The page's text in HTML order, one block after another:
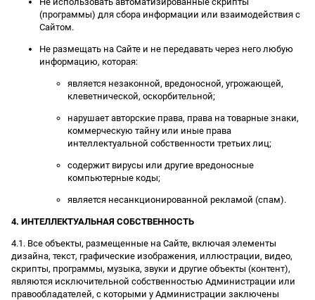
(программы) для сбора информации или взаимодействия с
Сайтом.
Не размещать на Сайте и не передавать через него любую
информацию, которая:
является незаконной, вредоносной, угрожающей,
клеветнической, оскорбительной;
нарушает авторские права, права на товарные знаки,
коммерческую тайну или иные права
интеллектуальной собственности третьих лиц;
содержит вирусы или другие вредоносные
компьютерные коды;
является несанкционированной рекламой (спам).
4. ИНТЕЛЛЕКТУАЛЬНАЯ СОБСТВЕННОСТЬ
4.1. Все объекты, размещенные на Сайте, включая элементы
дизайна, текст, графические изображения, иллюстрации, видео,
скрипты, программы, музыка, звуки и другие объекты (контент),
являются исключительной собственностью Администрации или
правообладателей, с которыми у Администрации заключены